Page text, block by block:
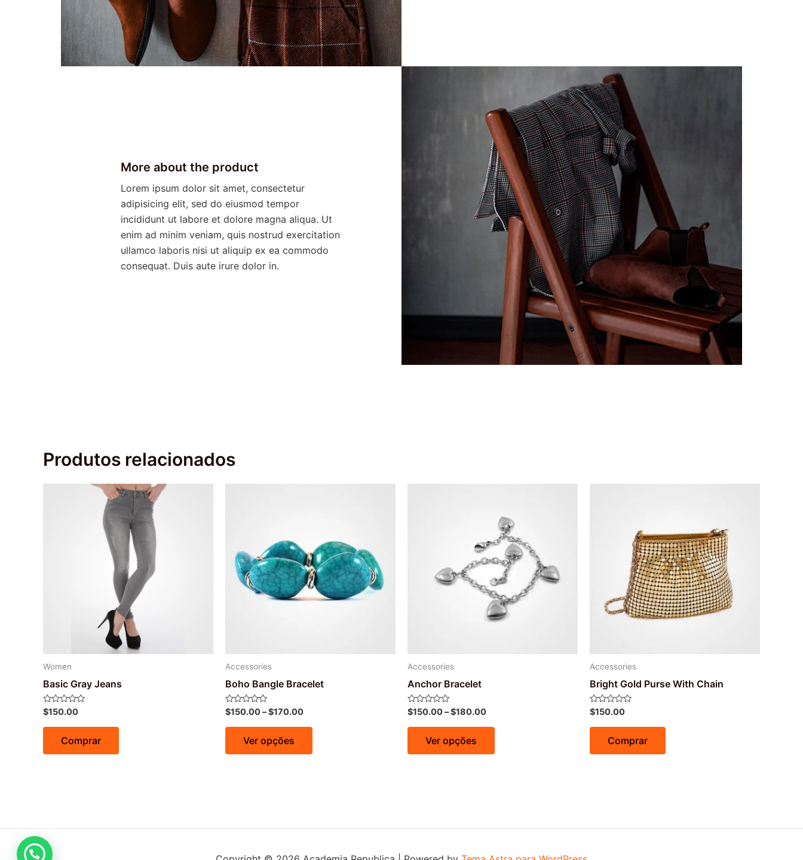
More about the product
Lorem ipsum dolor sit amet, consectetur
adipisicing elit, sed do eiusmod tempor
incididunt ut labore et dolore magna aliqua. Ut
enim ad minim veniam, quis nostrud exercitation
ullamco laboris nisi ut aliquip ex ea commodo
consequat. Duis aute irure dolor in.
Produtos relacionados
Women
Basic Gray Jeans
Avaliação
0
de
$150.00
Comprar
Accessories
Boho Bangle Bracelet
Avaliação
0
de
$150.00–$170.00
Ver opções
Accessories
Anchor Bracelet
Avaliação
0
de
$150.00–$180.00
Ver opções
Accessories
Bright Gold Purse With Chain
Avaliação
0
de
$150.00
Comprar